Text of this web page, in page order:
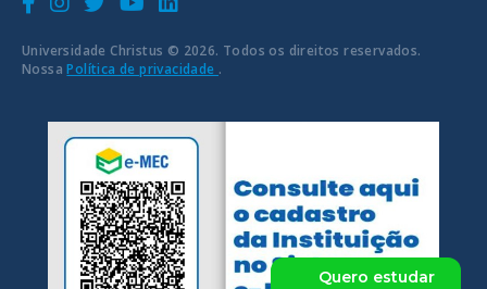
Quero estudar
Universidade Christus © 2026. Todos os direitos reservados.
NossaPolítica de privacidade .